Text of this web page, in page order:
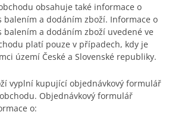
obsahuje také informace o
balením a dodáním zboží. Informace o
balením a dodáním zboží uvedené ve
platí pouze v případech, kdy je
území České a Slovenské republiky.
vyplní kupující objednávkový formulář
Objednávkový formulář
o: